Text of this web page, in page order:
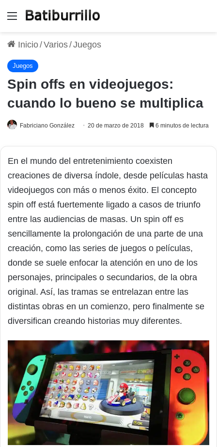
Menú
Inicio/Varios/Juegos
Juegos
Spin offs en videojuegos:
cuando lo bueno se multiplica
Fabriciano González 20 de marzo de 2018 6 minutos de lectura
En el mundo del entretenimiento coexisten
creaciones de diversa índole, desde películas hasta
videojuegos con más o menos éxito. El concepto
spin off está fuertemente ligado a casos de triunfo
entre las audiencias de masas. Un spin off es
sencillamente la prolongación de una parte de una
creación, como las series de juegos o películas,
donde se suele enfocar la atención en uno de los
personajes, principales o secundarios, de la obra
original. Así, las tramas se entrelazan entre las
distintas obras en un comienzo, pero finalmente se
diversifican creando historias muy diferentes.